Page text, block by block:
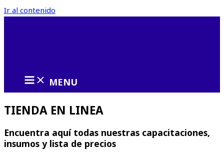
Ir al contenido
MENU
TIENDA EN LINEA
Encuentra aquí todas nuestras capacitaciones,
insumos y lista de precios